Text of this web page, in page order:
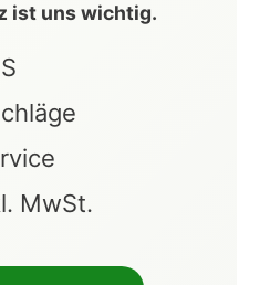
ist uns wichtig.
MwSt.